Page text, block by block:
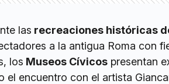
las recreaciones históricas
a la antigua Roma con
los Museos Cívicos presentan
el encuentro con el artista